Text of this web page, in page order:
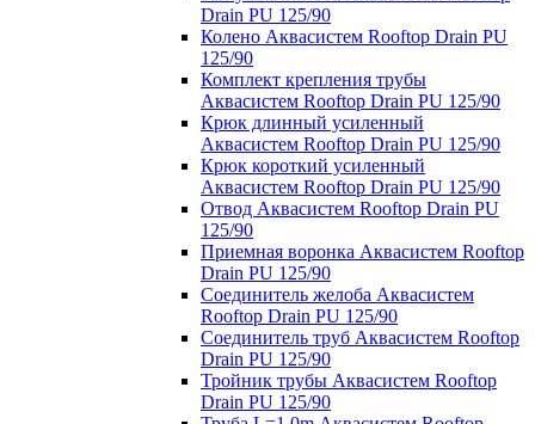
Drain PU 125/90
Колено Аквасистем Rooftop Drain PU
125/90
Комплект крепления трубы
Аквасистем Rooftop Drain PU 125/90
Крюк длинный усиленный
Аквасистем Rooftop Drain PU 125/90
Крюк короткий усиленный
Аквасистем Rooftop Drain PU 125/90
Отвод Аквасистем Rooftop Drain PU
125/90
Приемная воронка Аквасистем Rooftop
Drain PU 125/90
Соединитель желоба Аквасистем
Rooftop Drain PU 125/90
Соединитель труб Аквасистем Rooftop
Drain PU 125/90
Тройник трубы Аквасистем Rooftop
Drain PU 125/90